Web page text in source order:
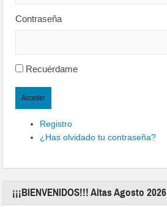
Contraseña
Recuérdame
Acceder
Registro
¿Has olvidado tu contraseña?
¡¡¡BIENVENIDOS!!! Altas Agosto 2026